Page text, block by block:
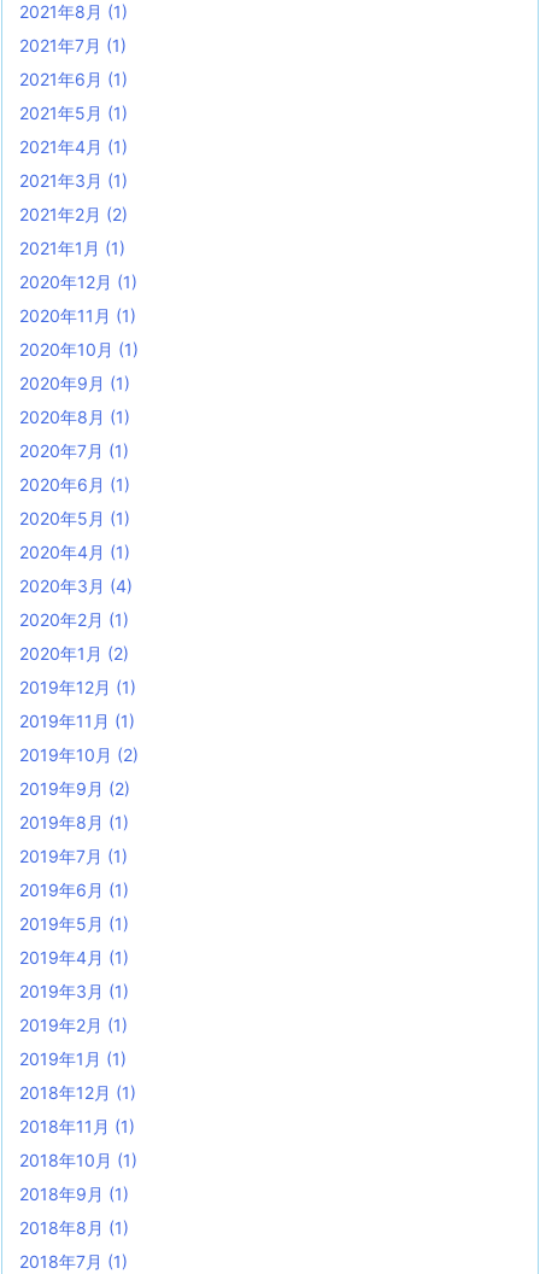
2021年8月 (1)
2021年7月 (1)
2021年6月 (1)
2021年5月 (1)
2021年4月 (1)
2021年3月 (1)
2021年2月 (2)
2021年1月 (1)
2020年12月 (1)
2020年11月 (1)
2020年10月 (1)
2020年9月 (1)
2020年8月 (1)
2020年7月 (1)
2020年6月 (1)
2020年5月 (1)
2020年4月 (1)
2020年3月 (4)
2020年2月 (1)
2020年1月 (2)
2019年12月 (1)
2019年11月 (1)
2019年10月 (2)
2019年9月 (2)
2019年8月 (1)
2019年7月 (1)
2019年6月 (1)
2019年5月 (1)
2019年4月 (1)
2019年3月 (1)
2019年2月 (1)
2019年1月 (1)
2018年12月 (1)
2018年11月 (1)
2018年10月 (1)
2018年9月 (1)
2018年8月 (1)
2018年7月 (1)